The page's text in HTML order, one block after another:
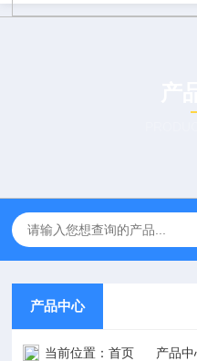
产品中心
当前位置：首页 产品中